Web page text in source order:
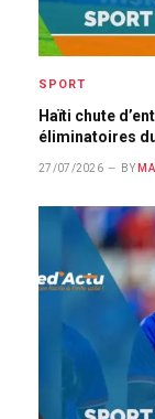
SPORT
Haïti chute
éliminatoires
27/07/2026 BY